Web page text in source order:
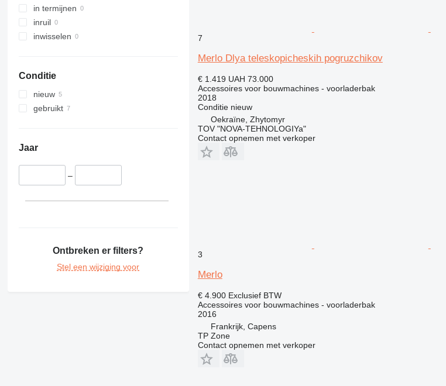
345
349
350
390
395
416
525
908
930
in termijnen
inruil
inwisselen
Conditie
nieuw
gebruikt
Jaar
–
Ontbreken er filters?
Stel een wijziging voor
7
Merlo Dlya teleskopicheskih pogruzchikov
€ 1.419 UAH 73.000
Accessoires voor bouwmachines - voorladerbak
2018
Conditienieuw
Oekraïne, Zhytomyr
TOV "NOVA-TEHNOLOGIYa"
Contact opnemen met verkoper
3
Merlo
€ 4.900 Exclusief BTW
Accessoires voor bouwmachines - voorladerbak
2016
Frankrijk, Capens
TP Zone
Contact opnemen met verkoper